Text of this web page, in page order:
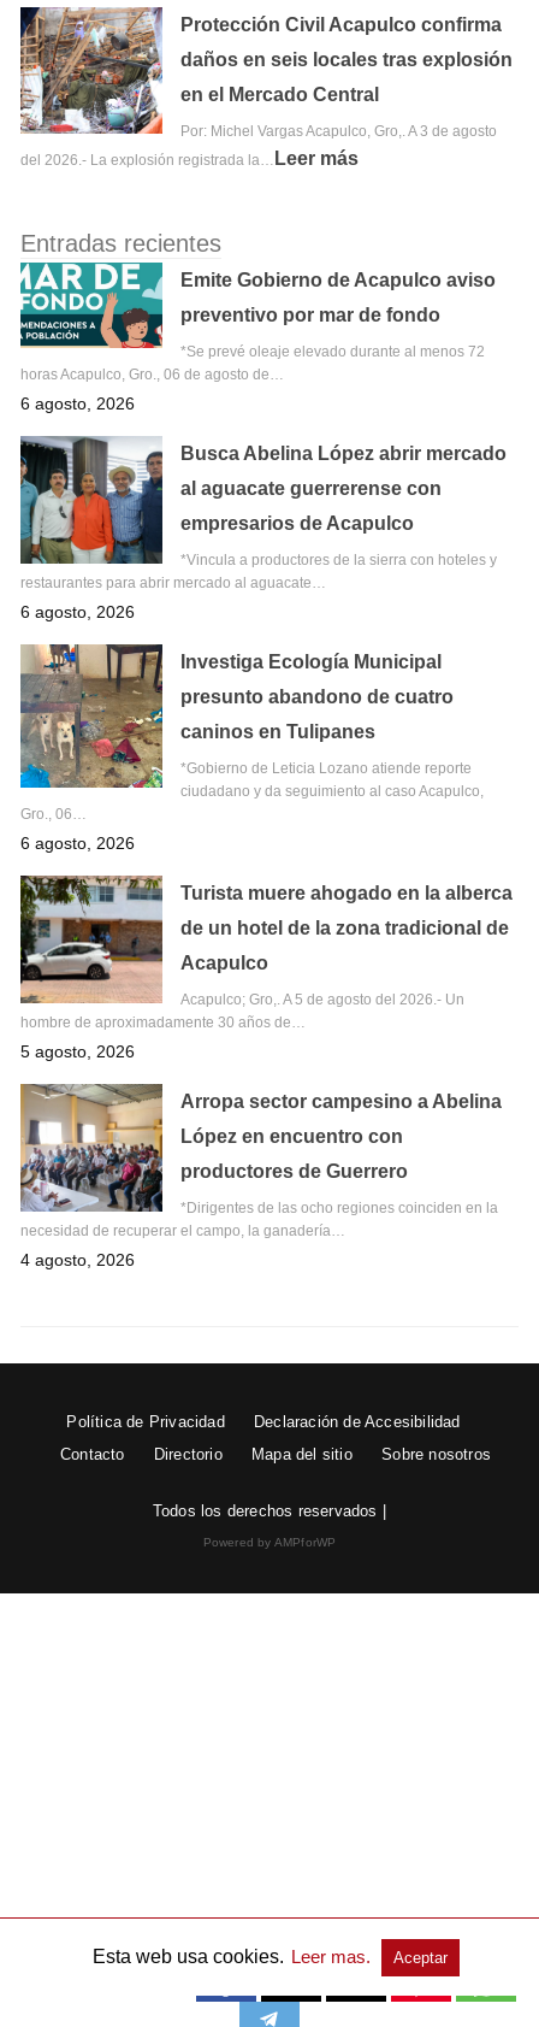
Protección Civil Acapulco confirma
daños en seis locales tras explosión
en el Mercado Central
Por: Michel Vargas Acapulco, Gro,. A 3 de agosto
del 2026.- La explosión registrada la…
Leer más
Entradas recientes
Emite Gobierno de Acapulco aviso
preventivo por mar de fondo
*Se prevé oleaje elevado durante al menos 72
horas Acapulco, Gro., 06 de agosto de…
6 agosto, 2026
Busca Abelina López abrir mercado
al aguacate guerrerense con
empresarios de Acapulco
*Vincula a productores de la sierra con hoteles y
restaurantes para abrir mercado al aguacate…
6 agosto, 2026
Investiga Ecología Municipal
presunto abandono de cuatro
caninos en Tulipanes
*Gobierno de Leticia Lozano atiende reporte
ciudadano y da seguimiento al caso Acapulco,
Gro., 06…
6 agosto, 2026
Turista muere ahogado en la alberca
de un hotel de la zona tradicional de
Acapulco
Acapulco; Gro,. A 5 de agosto del 2026.- Un
hombre de aproximadamente 30 años de…
5 agosto, 2026
Arropa sector campesino a Abelina
López en encuentro con
productores de Guerrero
*Dirigentes de las ocho regiones coinciden en la
necesidad de recuperar el campo, la ganadería…
4 agosto, 2026
Política de Privacidad
Declaración de Accesibilidad
Contacto
Directorio Mapa del sitio Sobre nosotros
Todos los derechos reservados |
Powered by AMPforWP
Esta web usa cookies. Leer mas. Aceptar